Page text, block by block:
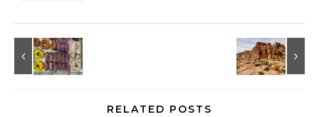
RELATED POSTS